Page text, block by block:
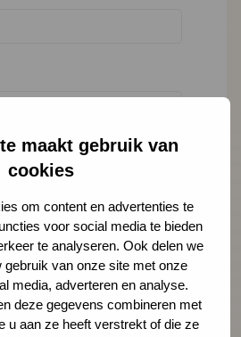
maakt gebruik van
cookies
om content en advertenties te
voor social media te bieden
te analyseren. Ook delen we
gebruik van onze site met onze
media, adverteren en analyse.
deze gegevens combineren met
u aan ze heeft verstrekt of die ze